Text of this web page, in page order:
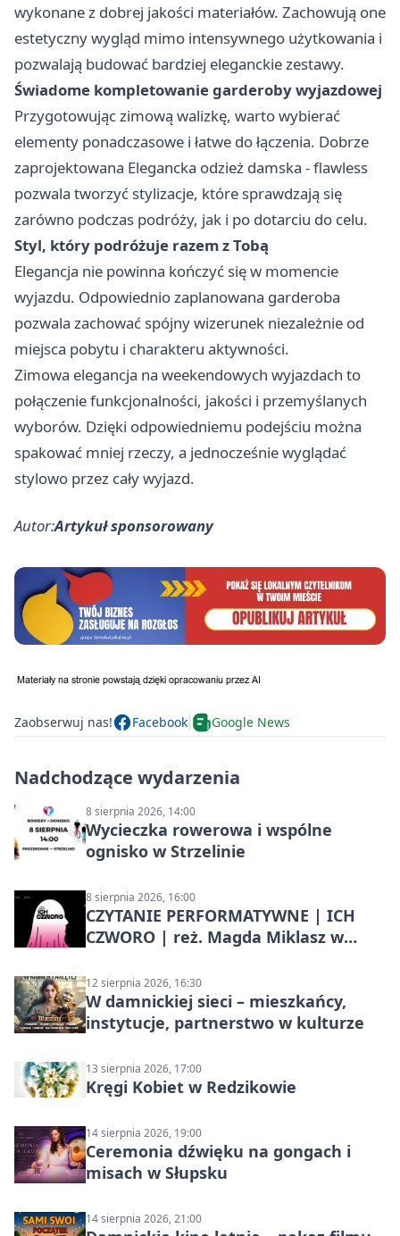
wykonane z dobrej jakości materiałów. Zachowują one
estetyczny wygląd mimo intensywnego użytkowania i
pozwalają budować bardziej eleganckie zestawy.
Świadome kompletowanie garderoby wyjazdowej
Przygotowując zimową walizkę, warto wybierać
elementy ponadczasowe i łatwe do łączenia. Dobrze
zaprojektowana Elegancka odzież damska - flawless
pozwala tworzyć stylizacje, które sprawdzają się
zarówno podczas podróży, jak i po dotarciu do celu.
Styl, który podróżuje razem z Tobą
Elegancja nie powinna kończyć się w momencie
wyjazdu. Odpowiednio zaplanowana garderoba
pozwala zachować spójny wizerunek niezależnie od
miejsca pobytu i charakteru aktywności.
Zimowa elegancja na weekendowych wyjazdach to
połączenie funkcjonalności, jakości i przemyślanych
wyborów. Dzięki odpowiedniemu podejściu można
spakować mniej rzeczy, a jednocześnie wyglądać
stylowo przez cały wyjazd.
Autor:Artykuł sponsorowany
Zaobserwuj nas! Facebook Google News
Nadchodzące wydarzenia
8 sierpnia 2026, 14:00
Wycieczka rowerowa i wspólne
ognisko w Strzelinie
8 sierpnia 2026, 16:00
CZYTANIE PERFORMATYWNE | ICH
CZWORO | reż. Magda Miklasz w
12 sierpnia 2026, 16:30
W damnickiej sieci – mieszkańcy,
instytucje, partnerstwo w kulturze
13 sierpnia 2026, 17:00
Kręgi Kobiet w Redzikowie
14 sierpnia 2026, 19:00
Ceremonia dźwięku na gongach i
misach w Słupsku
14 sierpnia 2026, 21:00